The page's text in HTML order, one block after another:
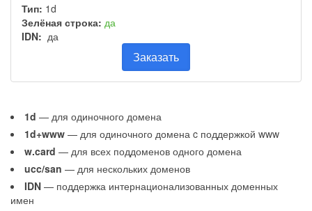
Тип: 1d
Зелёная строка: да
IDN: да
Заказать
1d — для одиночного домена
1d+www — для одиночного домена c поддержкой www
w.card — для всех поддоменов одного домена
ucc/san — для нескольких доменов
IDN — поддержка интернационализованных доменных
имен